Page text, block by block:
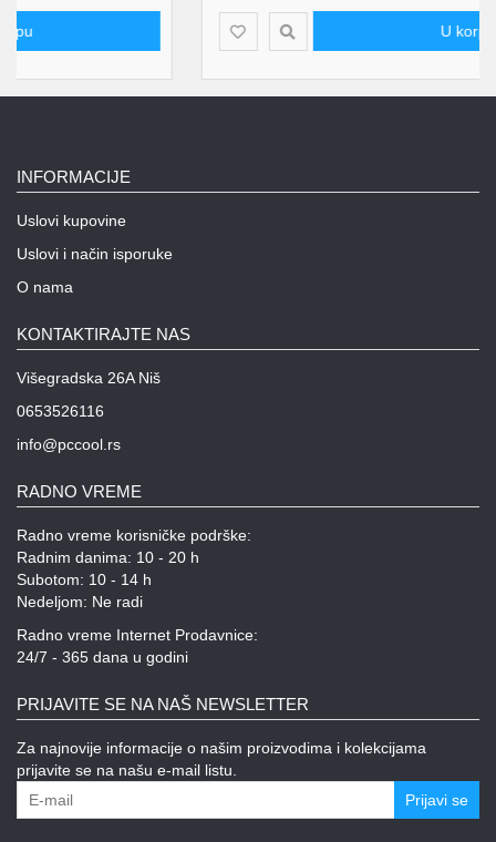
U korpu
INFORMACIJE
Uslovi kupovine
Uslovi i način isporuke
O nama
KONTAKTIRAJTE NAS
Višegradska 26A Niš
0653526116
info@pccool.rs
RADNO VREME
Radno vreme korisničke podrške:
Radnim danima: 10 - 20 h
Subotom: 10 - 14 h
Nedeljom: Ne radi
Radno vreme Internet Prodavnice:
24/7 - 365 dana u godini
PRIJAVITE SE NA NAŠ NEWSLETTER
Za najnovije informacije o našim proizvodima i kolekcijama
prijavite se na našu e-mail listu.
Prijavi se